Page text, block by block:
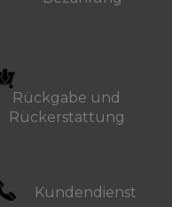
Rückgabe und
Rückerstattung
Kundendienst